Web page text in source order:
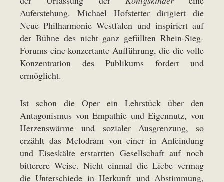
Auferstehung. Michael Hofstetter dirigiert die
Neue Philharmonie Westfalen und inspiriert auf
der Bühne des nicht ganz gefüllten Rhein-Sieg-
Forums eine konzertante Aufführung, die die volle
Konzentration des Publikums fordert und
ermöglicht.
Ist schon die Oper ein Lehrstück über den
Antagonismus von Empathie und Eigennutz, von
Herzenswärme und sozialer Ausgrenzung, so
erzählt das Melodram von einer in Anfeindung
und Eiseskälte erstarrten Gesellschaft auf noch
bitterere Weise. Nicht einmal die Liebe vermag
die Unterschiede in Herkunft und Abstimmung,